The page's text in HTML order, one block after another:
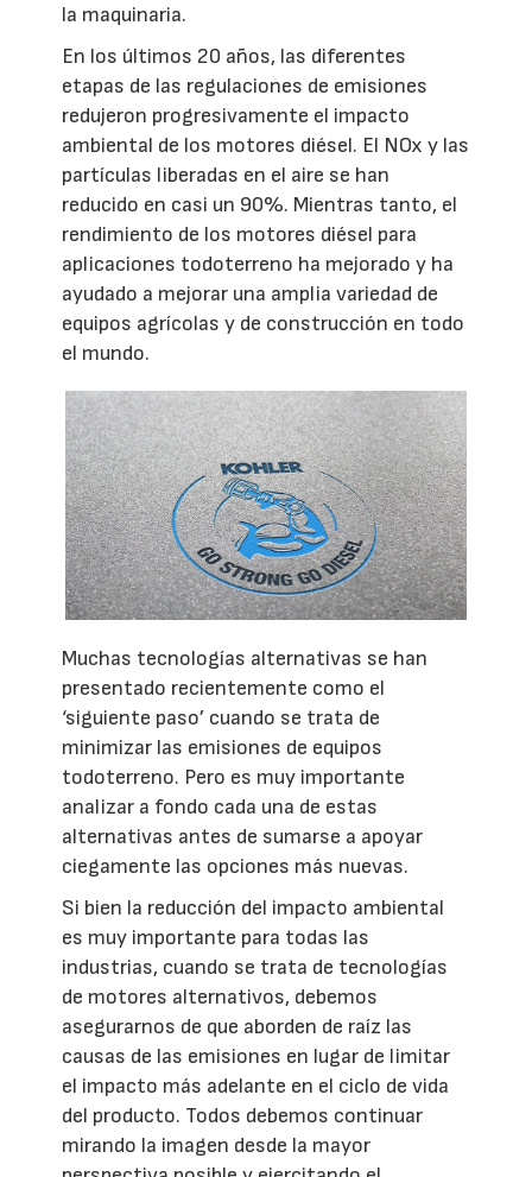
la maquinaria.
En los últimos 20 años, las diferentes
etapas de las regulaciones de emisiones
redujeron progresivamente el impacto
ambiental de los motores diésel. El NOx y las
partículas liberadas en el aire se han
reducido en casi un 90%. Mientras tanto, el
rendimiento de los motores diésel para
aplicaciones todoterreno ha mejorado y ha
ayudado a mejorar una amplia variedad de
equipos agrícolas y de construcción en todo
el mundo.
Muchas tecnologías alternativas se han
presentado recientemente como el
‘siguiente paso’ cuando se trata de
minimizar las emisiones de equipos
todoterreno. Pero es muy importante
analizar a fondo cada una de estas
alternativas antes de sumarse a apoyar
ciegamente las opciones más nuevas.
Si bien la reducción del impacto ambiental
es muy importante para todas las
industrias, cuando se trata de tecnologías
de motores alternativos, debemos
asegurarnos de que aborden de raíz las
causas de las emisiones en lugar de limitar
el impacto más adelante en el ciclo de vida
del producto. Todos debemos continuar
mirando la imagen desde la mayor